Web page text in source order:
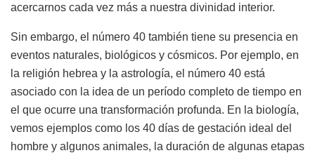
acercarnos cada vez más a nuestra divinidad interior.
Sin embargo, el número 40 también tiene su presencia en
eventos naturales, biológicos y cósmicos. Por ejemplo, en
la religión hebrea y la astrología, el número 40 está
asociado con la idea de un período completo de tiempo en
el que ocurre una transformación profunda. En la biología,
vemos ejemplos como los 40 días de gestación ideal del
hombre y algunos animales, la duración de algunas etapas